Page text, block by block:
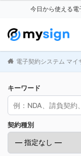
今日から使える電
電子契約システム マ
キーワード
契約種別